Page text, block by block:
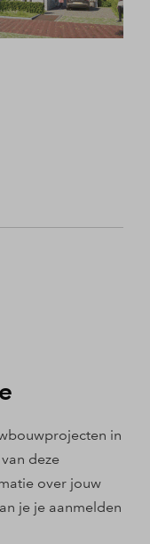
in
deze
over jouw
je je aanmelden